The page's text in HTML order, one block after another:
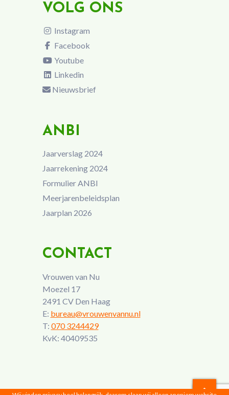
VOLG ONS
Instagram
Facebook
Youtube
Linkedin
Nieuwsbrief
ANBI
Jaarverslag 2024
Jaarrekening 2024
Formulier ANBI
Meerjarenbeleidsplan
Jaarplan 2026
CONTACT
Vrouwen van Nu
Moezel 17
2491 CV Den Haag
E: bureau@vrouwenvannu.nl
T: 070 3244429
KvK: 40409535